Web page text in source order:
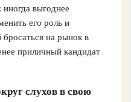
выгоднее
его роль и
на рынок в
приличный кандидат
слухов в свою